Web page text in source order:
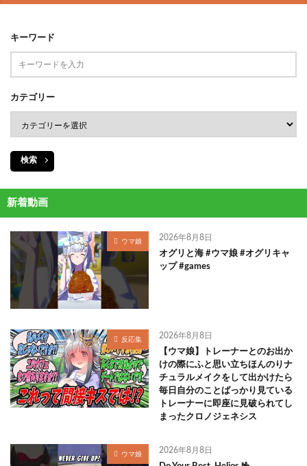
キーワード
カテゴリー
検索
新着動画
ウマ娘 2026年8月8日
オグリと海 #ウマ娘 #オグリキャ
ップ #games
反応集 2026年8月8日
【ウマ娘】トレーナーとのお出か
けの際にふと思い立ちほんのりナ
チュラルメイクをして出かけたら
毎日自分のことばっかり見ている
トレーナーに即座に見破られてし
まったクロノジェネシス
ウマ娘 2026年8月8日